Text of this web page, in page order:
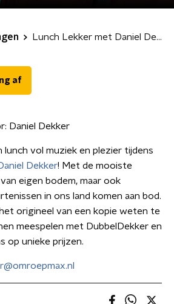
Lunch Lekker met Daniel Dekker
af
Daniel Dekker
lunch vol muziek en plezier tijdens
Dekker! Met de mooiste
eigen bodem, maar ook
in ons land komen aan bod.
origineel van een kopie weten te
meespelen met DubbelDekker en
op unieke prijzen.